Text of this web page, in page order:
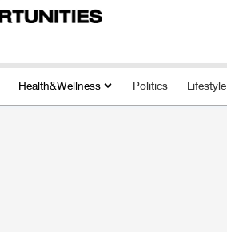
Health&Wellness Politics Lifestyle